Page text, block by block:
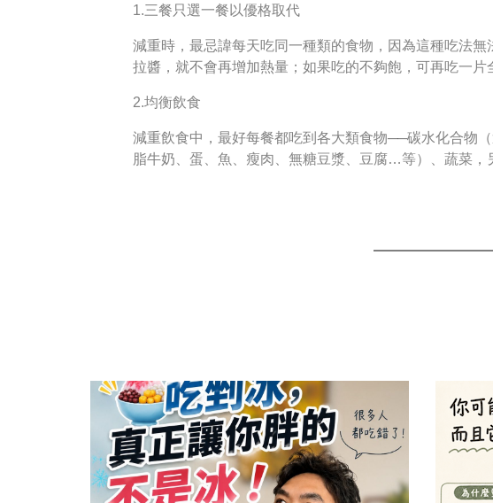
1.三餐只選一餐以優格取代
減重時，最忌諱每天吃同一種類的食物，因為這種吃法
拉醬，就不會再增加熱量；如果吃的不夠飽，可再吃一
2.均衡飲食
減重飲食中，最好每餐都吃到各大類食物──碳水化合物
脂牛奶、蛋、魚、瘦肉、無糖豆漿、豆腐…等）、蔬菜